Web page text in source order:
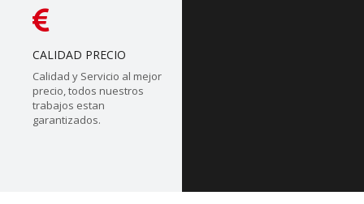
CALIDAD PRECIO
Calidad y Servicio al mejor
precio, todos nuestros
trabajos estan
garantizados.